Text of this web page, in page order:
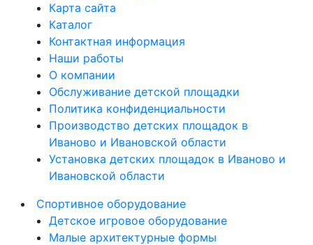
Карта сайта
Каталог
Контактная информация
Наши работы
О компании
Обслуживание детской площадки
Политика конфиденциальности
Производство детских площадок в
Иваново и Ивановской области
Установка детских площадок в Иваново и
Ивановской области
Спортивное оборудование
Детское игровое оборудование
Малые архитектурные формы